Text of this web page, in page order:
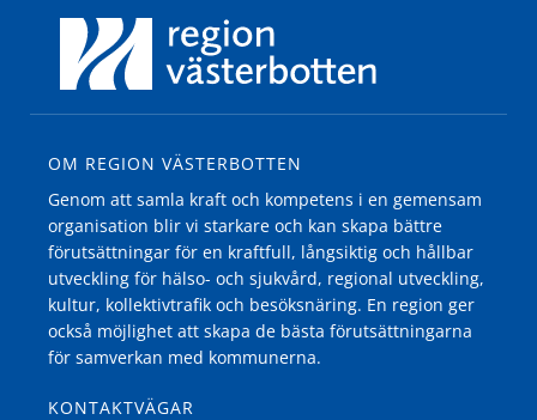
OM REGION VÄSTERBOTTEN
Genom att samla kraft och kompetens i en gemensam
organisation blir vi starkare och kan skapa bättre
förutsättningar för en kraftfull, långsiktig och hållbar
utveckling för hälso- och sjukvård, regional utveckling,
kultur, kollektivtrafik och besöksnäring. En region ger
också möjlighet att skapa de bästa förutsättningarna
för samverkan med kommunerna.
KONTAKTVÄGAR